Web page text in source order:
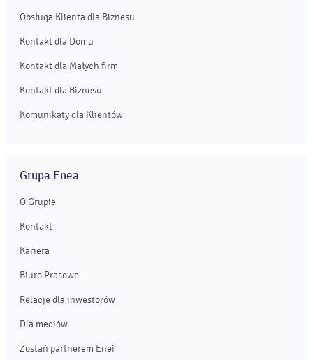
Obsługa Klienta dla Biznesu
Kontakt dla Domu
Kontakt dla Małych firm
Kontakt dla Biznesu
Komunikaty dla Klientów
Grupa Enea
O Grupie
Kontakt
Kariera
Biuro Prasowe
Relacje dla inwestorów
Dla mediów
Zostań partnerem Enei